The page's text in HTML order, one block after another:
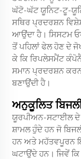
ਘੱਟੋ-ਘੱਟ ਯੂਨਿਟ-ਟੂ-
ਸਥਿਰ ਪ੍ਰਦਰਸ਼ਨ
ਆਉਂਦਾ ਹੈ। ਸਿਸਟਮ
ਤੋਂ ਪਹਿਲਾਂ ਫੇਲ ਹੋਣ ਦੇ
ਕੇ ਕਿ ਰਿਪਲੇਸਮੈਂਟ
ਸਮਾਨ ਪ੍ਰਦਰਸ਼ਨ
ਬਣਾਉਂਦੀ ਹੈ।
ਅਨੁਕੂਲਿਤ
ਯੂਰਪੀਅਨ-ਸਟਾਈਲ ਦੇ
ਸ਼ਾਮਲ ਹੁੰਦੇ ਹਨ ਜੋ
ਹਨ ਅਤੇ ਮਹੱਤਵਪੂਰਨ
ਘਟਾਉਂਦੇ ਹਨ। ਜਿਵੇਂ